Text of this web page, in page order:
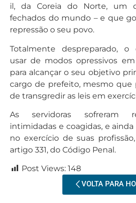
il, da Coreia do Norte, um
fechados do mundo – e que
repressão o seu povo.
Totalmente despreparado,
usar de modos opressivos
para alcançar o seu objetivo
cargo de prefeito, mesmo que
de transgredir as leis em
As servidoras sofreram
intimidadas e coagidas, e
no exercício de suas
artigo 331, do Código Penal.
Post Views: 148
VOLTA PARA